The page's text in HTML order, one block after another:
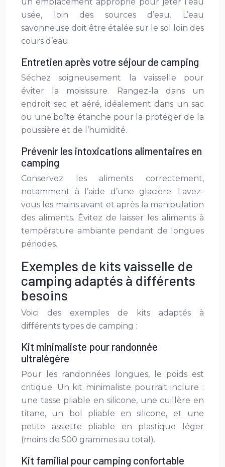
usée, loin des sources d’eau. L’eau
savonneuse doit être étalée sur le sol loin des
cours d’eau.
Entretien après votre séjour de camping
Séchez soigneusement la vaisselle pour
éviter la moisissure. Rangez-la dans un
endroit sec et aéré, idéalement dans un sac
ou une boîte étanche pour la protéger de la
poussière et de l’humidité.
Prévenir les intoxications alimentaires en
camping
Conservez les aliments correctement,
notamment à l’aide d’une glacière. Lavez-
vous les mains avant et après la manipulation
des aliments. Évitez de laisser les aliments à
température ambiante pendant de longues
périodes.
Exemples de kits vaisselle de
camping adaptés à différents
besoins
Voici des exemples de kits adaptés à
différents types de camping :
Kit minimaliste pour randonnée
ultralégère
Pour les randonnées longues, le poids est
critique. Un kit minimaliste pourrait inclure :
une tasse pliable en silicone, une cuillère en
titane, un bol pliable en silicone, et une
petite assiette pliable en plastique léger
(moins de 500 grammes au total).
Kit familial pour camping confortable